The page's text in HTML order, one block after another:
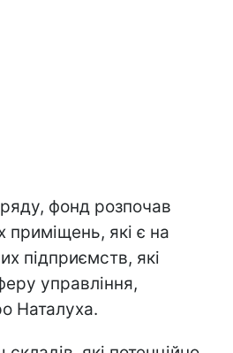
фонд розпочав
приміщень, які є на
підприємств, які
управління,
Наталуха.